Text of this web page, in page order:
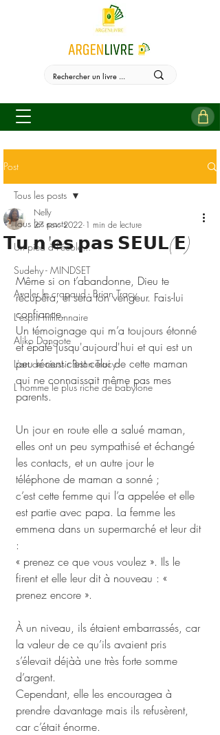
Post
Tous les posts
Un pied à l'école...
Sudehy - MINDSET
Avaler le crapaud - Brian Tracy
L'esprit millionnaire
Aliko Dangote
L'art de réussir Brian Tracy
L homme le plus riche de babylone
Tous les posts
𝗧𝘂 𝗻'𝗲𝘀 𝗽𝗮𝘀 𝗦𝗘𝗨𝗟(𝗘)
Nelly
27 nov. 2022 1 min de lecture
Même si on t’abandonne, Dieu te
récupéra, et sera ton vengeur. Fais-lui
confiance.
Un témoignage qui m’a toujours étonné
et épaté jusqu'aujourd'hui et qui est un
peu récent c’est celui de cette maman
qui ne connaissait même pas mes
parents.
Un jour en route elle a salué maman,
elles ont un peu sympathisé et échangé
les contacts, et un autre jour le
téléphone de maman a sonné ;
c’est cette femme qui l’a appelée et elle
est partie avec papa. La femme les
emmena dans un supermarché et leur dit
:
« prenez ce que vous voulez ». Ils le
firent et elle leur dit à nouveau : «
prenez encore ».
À un niveau, ils étaient embarrassés, car
la valeur de ce qu’ils avaient pris
s’élevait déjàà une très forte somme
d’argent.
Cependant, elle les encouragea à
prendre davantage mais ils refusèrent,
car c’était énorme.